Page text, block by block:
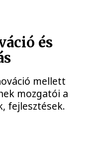
és
mellett
mozgatói a
fejlesztések.